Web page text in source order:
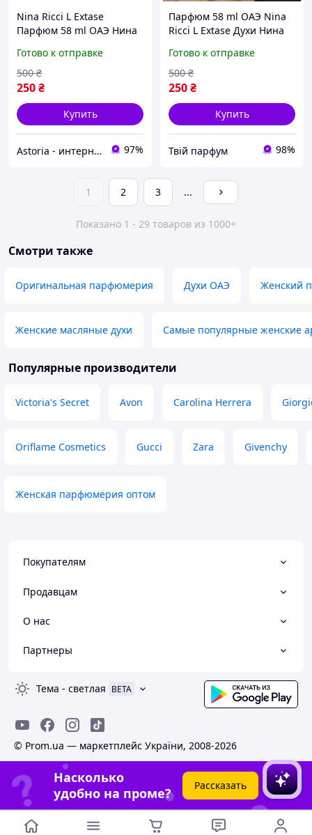
Nina Ricci L Extase
Парфюм 58 ml ОАЭ Нина
Женские 58 мл Нина
Риччи Л Экстаз Лэкстаз
Готово к отправке
250₴
500 ₴
Купить
Astoria - интернет-магазин косметики и парфюмерии 97%
Парфюм 58 ml ОАЭ Nina
Ricci L Extase Духи Нина
мл Nina Риччи Л Экстаз
Лэкстазе
Готово к отправке
250₴
500 ₴
Купить
Твій парфум 98%
1 2 3 ...
Показано 1 - 29 товаров из 1000+
Смотри также
Оригинальная парфюмерия Духи ОАЭ Женский
Женские масляные духи Самые популярные женские
Популярные производители
Victoria's Secret Avon Carolina Herrera
Oriflame Cosmetics Gucci Zara Givenchy
Женская парфюмерия оптом
Покупателям
Продавцам
О нас
Партнеры
Тема - светлая BETA
© Prom.ua — маркетплейс України, 2008-2026
Насколько
удобно на проме?
Рассказать